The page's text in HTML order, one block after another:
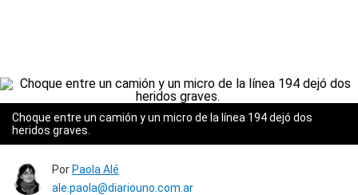
Choque entre un camión y un micro de la línea 194 dejó dos
heridos graves.
Por Paola Alé
ale.paola@diariouno.com.ar